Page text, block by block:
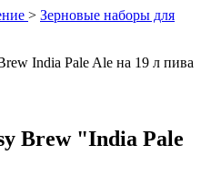
> Зерновые наборы для
Brew "India Pale